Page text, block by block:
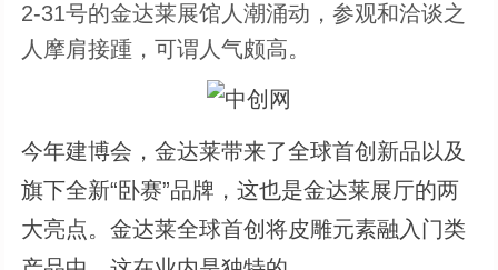
2-31号的金达莱展馆人潮涌动，参观和洽谈之
人摩肩接踵，可谓人气颇高。
今年建博会，金达莱带来了全球首创新品以及
旗下全新“卧赛”品牌，这也是金达莱展厅的两
大亮点。金达莱全球首创将皮雕元素融入门类